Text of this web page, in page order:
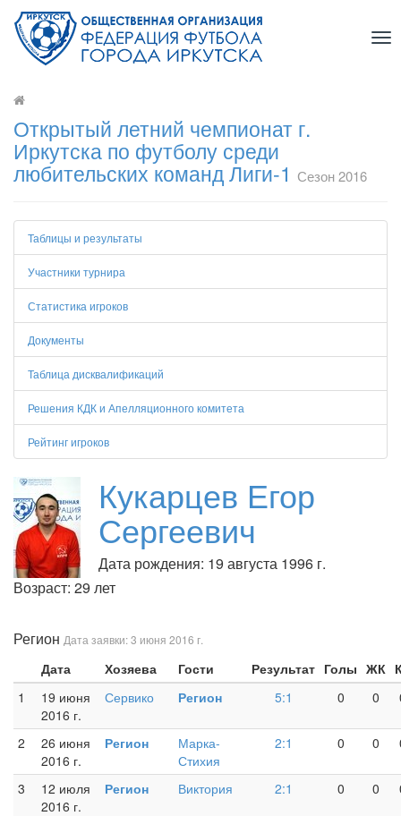
Открытый летний чемпионат г.
Иркутска по футболу среди
любительских команд Лиги-1 Сезон 2016
Таблицы и результаты
Участники турнира
Статистика игроков
Документы
Таблица дисквалификаций
Решения КДК и Апелляционного комитета
Рейтинг игроков
Кукарцев Егор
Сергеевич
Дата рождения: 19 августа 1996 г.
Возраст: 29 лет
Регион Дата заявки: 3 июня 2016 г.
Дата Хозяева Гости Результат Голы ЖК
1
19 июня
2016 г.
Сервико Регион 5:1 0 0
2
26 июня
2016 г.
Регион
Марка-
Стихия
2:1 0 0
3
12 июля
2016 г.
Регион Виктория 2:1 0 0